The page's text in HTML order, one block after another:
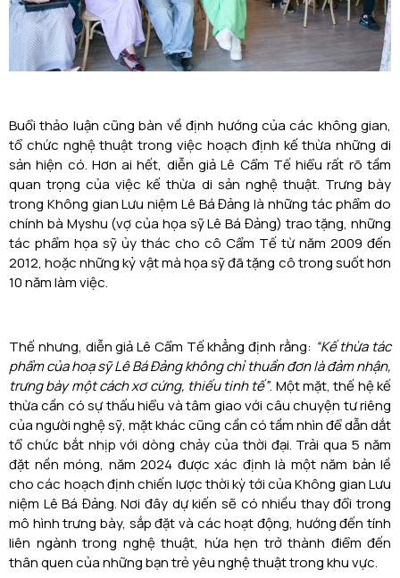
Buổi thảo luận cũng bàn về định hướng của các không gian,
tổ chức nghệ thuật trong việc hoạch định kế thừa những di
sản hiện có. Hơn ai hết, diễn giả Lê Cẩm Tế hiểu rất rõ tầm
quan trọng của việc kế thừa di sản nghệ thuật. Trưng bày
trong Không gian Lưu niệm Lê Bá Đảng là những tác phẩm do
chính bà Myshu (vợ của họa sỹ Lê Bá Đảng) trao tặng, những
tác phẩm họa sỹ ủy thác cho cô Cẩm Tế từ năm 2009 đến
2012, hoặc những kỷ vật mà họa sỹ đã tặng cô trong suốt hơn
10 năm làm việc.
Thế nhưng, diễn giả Lê Cẩm Tế khẳng định rằng: “Kế thừa tác
phẩm của hoạ sỹ Lê Bá Đảng không chỉ thuần đơn là đảm nhận,
trưng bày một cách xơ cứng, thiếu tinh tế”. Một mặt, thế hệ kế
thừa cần có sự thấu hiểu và tâm giao với câu chuyện tư riêng
của người nghệ sỹ, mặt khác cũng cần có tầm nhìn để dẫn dắt
tổ chức bắt nhịp với dòng chảy của thời đại. Trải qua 5 năm
đặt nền móng, năm 2024 được xác định là một năm bản lề
cho các hoạch định chiến lược thời kỳ tới của Không gian Lưu
niệm Lê Bá Đảng. Nơi đây dự kiến sẽ có nhiều thay đổi trong
mô hình trưng bày, sắp đặt và các hoạt động, hướng đến tính
liên ngành trong nghệ thuật, hứa hẹn trở thành điểm đến
thân quen của những bạn trẻ yêu nghệ thuật trong khu vực.